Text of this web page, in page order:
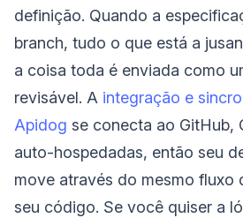
definição. Quando a
branch, tudo o que está a
a coisa toda é enviada como
revisável. A integração e
Apidog se conecta ao GitHub,
auto-hospedadas, então seu
move através do mesmo fluxo
seu código. Se você quiser a